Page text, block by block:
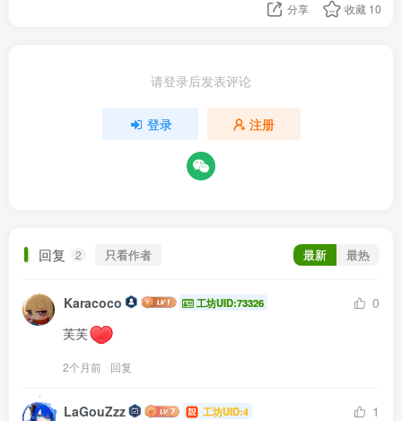
分享 收藏 10
请登录后发表评论
登录 注册
回复 2 只看作者 最新 最热
Karacoco 工坊UID:73326
0
芙芙
2个月前 回复
LaGouZzz 工坊UID:4
1